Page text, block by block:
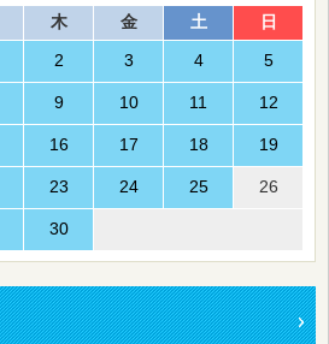
木 金 土 日
2 3 4 5
9 10 11 12
16 17 18 19
23 24 25 26
30